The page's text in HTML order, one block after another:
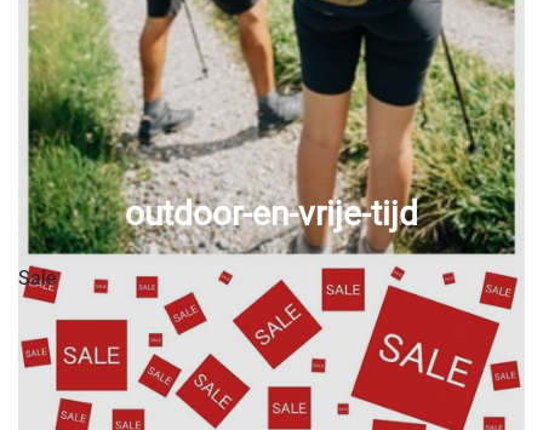
outdoor-en-vrije-tijd
Sale